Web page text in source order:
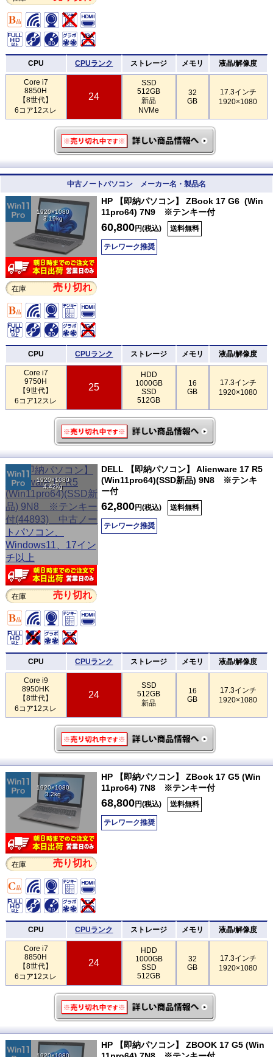
CPU CPUランク ストレージ メモリ 液晶/解像度
Core i7
8850H
【8世代】
6コア12スレ
24
SSD
512GB
新品
NVMe
32
GB
17.3インチ
1920×1080
中古ノートパソコン メーカー名・製品名
1920×1080
3.19kg
在庫 売り切れ
HP 【即納パソコン】 ZBook 17 G6 (Win
11pro64) 7N9 ※テンキー付
60,800円(税込) 送料無料
テレワーク推奨
CPU CPUランク ストレージ メモリ 液晶/解像度
Core i7
9750H
【9世代】
6コア12スレ
25
HDD
1000GB
SSD
512GB
16
GB
17.3インチ
1920×1080
1920×1080
4.42kg
在庫 売り切れ
DELL 【即納パソコン】 Alienware 17 R5
(Win11pro64)(SSD新品) 9N8 ※テンキ
ー付
62,800円(税込) 送料無料
テレワーク推奨
CPU CPUランク ストレージ メモリ 液晶/解像度
Core i9
8950HK
【8世代】
6コア12スレ
24
SSD
512GB
新品
16
GB
17.3インチ
1920×1080
1920×1080
3.2kg
在庫 売り切れ
HP 【即納パソコン】 ZBook 17 G5 (Win
11pro64) 7N8 ※テンキー付
68,800円(税込) 送料無料
テレワーク推奨
CPU CPUランク ストレージ メモリ 液晶/解像度
Core i7
8850H
【8世代】
6コア12スレ
24
HDD
1000GB
SSD
512GB
32
GB
17.3インチ
1920×1080
1920×1080
HP 【即納パソコン】 ZBOOK 17 G5 (Win